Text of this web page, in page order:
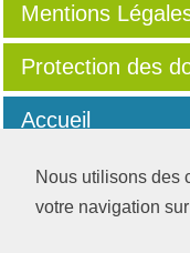
Nous utilisons des
votre navigation
Mentions
Protection des
Accueil